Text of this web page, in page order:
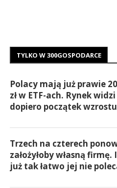
TYLKO W 300GOSPODARCE
Polacy mają już prawie
zł w ETF-ach. Rynek widzi
dopiero początek wzrostu
Trzech na czterech
założyłoby własną firmę.
już tak łatwo jej nie